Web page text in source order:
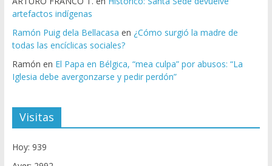
artefactos indígenas
Ramón Puig dela Bellacasa en ¿Cómo surgió la madre de
todas las encíclicas sociales?
Ramón en El Papa en Bélgica, “mea culpa” por abusos: “La
Iglesia debe avergonzarse y pedir perdón”
Visitas
Hoy: 939